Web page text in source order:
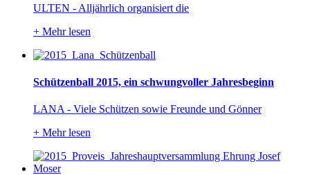
ULTEN - Alljährlich organisiert die
+ Mehr lesen
Schützenball 2015, ein schwungvoller Jahresbeginn
LANA - Viele Schützen sowie Freunde und Gönner
+ Mehr lesen